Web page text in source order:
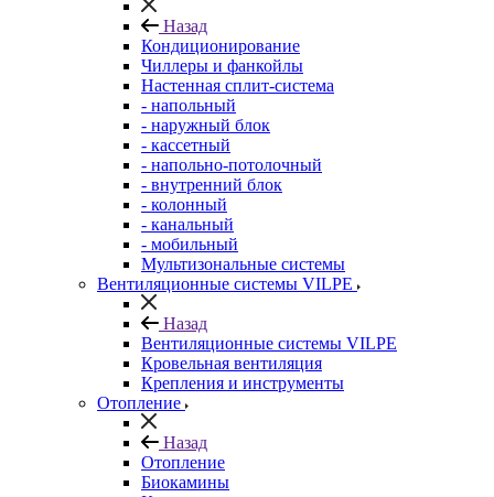
Назад
Кондиционирование
Чиллеры и фанкойлы
Настенная сплит-система
- напольный
- наружный блок
- кассетный
- напольно-потолочный
- внутренний блок
- колонный
- канальный
- мобильный
Мультизональные системы
Вентиляционные системы VILPE
Назад
Вентиляционные системы VILPE
Кровельная вентиляция
Крепления и инструменты
Отопление
Назад
Отопление
Биокамины